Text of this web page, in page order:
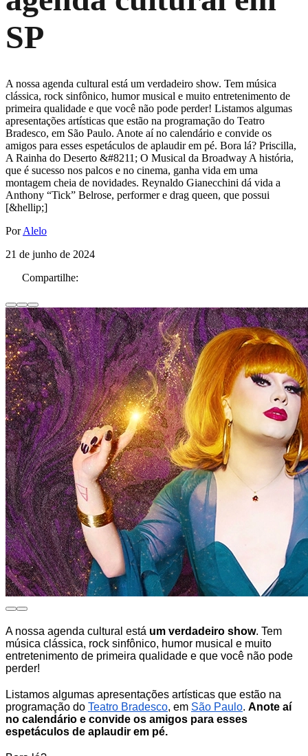
SP
A nossa agenda cultural está um verdadeiro show. Tem música
clássica, rock sinfônico, humor musical e muito entretenimento de
primeira qualidade e que você não pode perder! Listamos algumas
apresentações artísticas que estão na programação do Teatro
Bradesco, em São Paulo. Anote aí no calendário e convide os
amigos para esses espetáculos de aplaudir em pé. Bora lá? Priscilla,
A Rainha do Deserto &#8211; O Musical da Broadway A história,
que é sucesso nos palcos e no cinema, ganha vida em uma
montagem cheia de novidades. Reynaldo Gianecchini dá vida a
Anthony “Tick” Belrose, performer e drag queen, que possui
[&hellip;]
PorAlelo
21 de junho de 2024
Compartilhe:
A nossa agenda cultural está um verdadeiro show. Tem
música clássica, rock sinfônico, humor musical e muito
entretenimento de primeira qualidade e que você não pode
perder!
Listamos algumas apresentações artísticas que estão na
programação do Teatro Bradesco, em São Paulo. Anote aí
no calendário e convide os amigos para esses
espetáculos de aplaudir em pé.